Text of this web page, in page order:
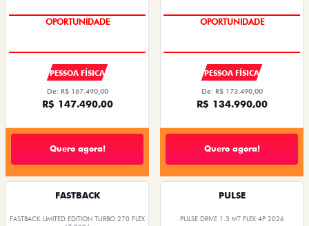
SUPERVALORIZAÇÃO DO USADO
PESSOA FÍSICA
De: R$ 167.490,00
R$ 147.490,00
Quero agora!
PREÇO IMPERDÍVEL
PESSOA FÍSICA
De: R$ 173.490,00
R$ 134.990,00
Quero agora!
FASTBACK
FASTBACK LIMITED EDITION TURBO 270 FLEX
PULSE
PULSE DRIVE 1.3 MT FLEX 4P 2026